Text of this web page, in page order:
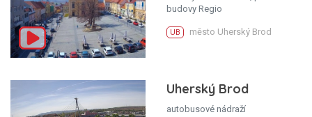
budovy Regio
UB město Uherský Brod
Uherský Brod
autobusové nádraží